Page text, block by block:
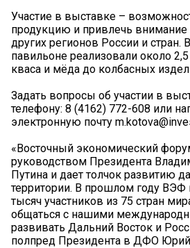
Участие в выставке –
продукцию и привлечь внимание
других регионов России и
павильоне реализовали около
кваса и мёда до колбасных
Задать вопросы об участии в
телефону: 8 (4162) 772-608 или
электронную почту
«Восточный экономический
руководством Президента
Путина и дает толчок развитию
территории. В прошлом году ВЭФ
тысяч участников из 75 стран
общаться с нашими
развивать Дальний Восток и
полпред Президента в ДФО Юрий